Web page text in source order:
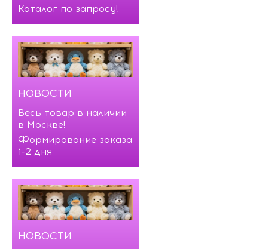
Каталог по запросу!
НОВОСТИ
Весь товар в наличии
в Москве!
Формирование заказа
1-2 дня
НОВОСТИ